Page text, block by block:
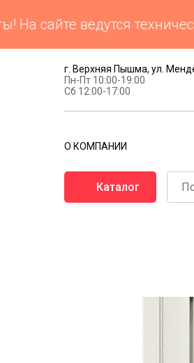
сайте ведутся
г. Верхняя Пышма, ул.
Пн-Пт 10:00-19:00
Сб 12:00-17:00
О КОМПАНИИ
Каталог